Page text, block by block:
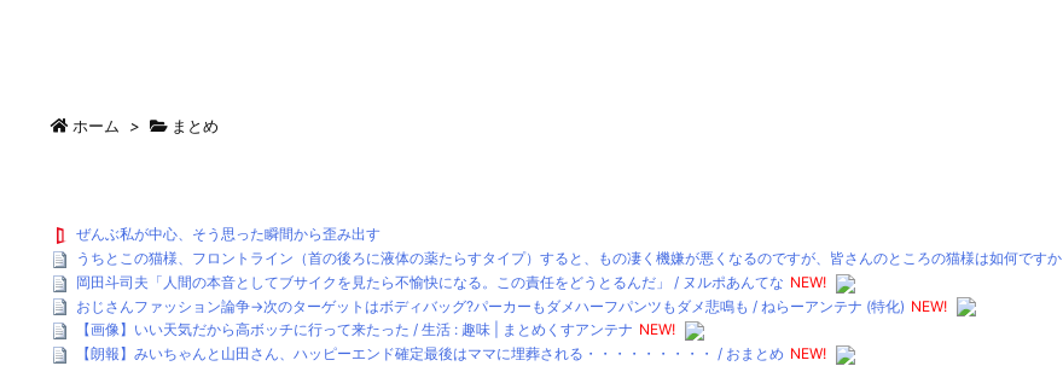
ホーム > まとめ
ぜんぶ私が中心、そう思った瞬間から歪み出す
うちとこの猫様、フロントライン（首の後ろに液体の薬たらすタイプ）すると、もの凄く機嫌が悪くなるのですが、皆さんのところの猫様は如何です
岡田斗司夫「人間の本音としてブサイクを見たら不愉快になる。この責任をどうとるんだ」 / ヌルポあんてな NEW!
おじさんファッション論争→次のターゲットはボディバッグ?パーカーもダメハーフパンツもダメ悲鳴も / ねらーアンテナ (特化) NEW!
【画像】いい天気だから高ボッチに行って来たった / 生活 : 趣味 | まとめくすアンテナ NEW!
【朗報】みいちゃんと山田さん、ハッピーエンド確定最後はママに埋葬される・・・・・・・・・ / おまとめ NEW!